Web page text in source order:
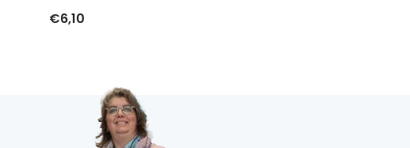
€6,10